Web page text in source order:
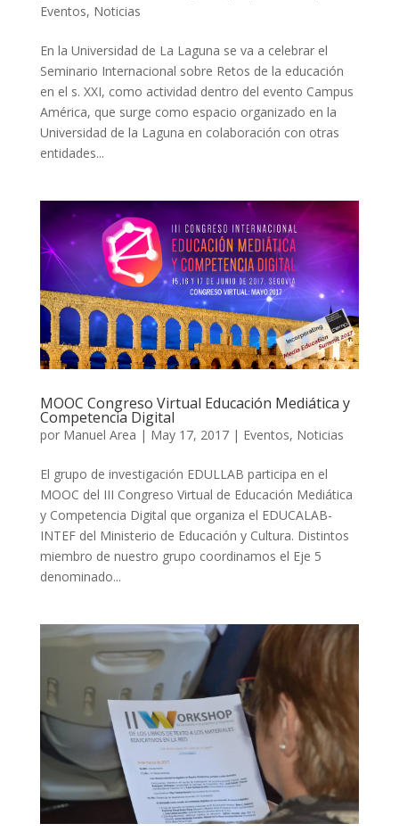
Eventos, Noticias
En la Universidad de La Laguna se va a celebrar el
Seminario Internacional sobre Retos de la educación
en el s. XXI, como actividad dentro del evento Campus
América, que surge como espacio organizado en la
Universidad de la Laguna en colaboración con otras
entidades...
MOOC Congreso Virtual Educación Mediática y
Competencia Digital
por Manuel Area | May 17, 2017| Eventos, Noticias
El grupo de investigación EDULLAB participa en el
MOOC del III Congreso Virtual de Educación Mediática
y Competencia Digital que organiza el EDUCALAB-
INTEF del Ministerio de Educación y Cultura. Distintos
miembro de nuestro grupo coordinamos el Eje 5
denominado...